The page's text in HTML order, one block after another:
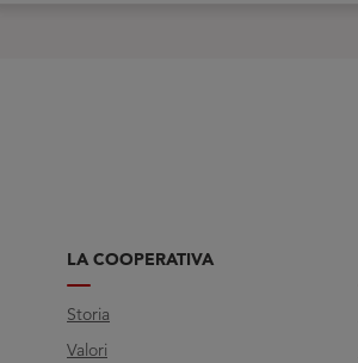
LA COOPERATIVA
Storia
Valori